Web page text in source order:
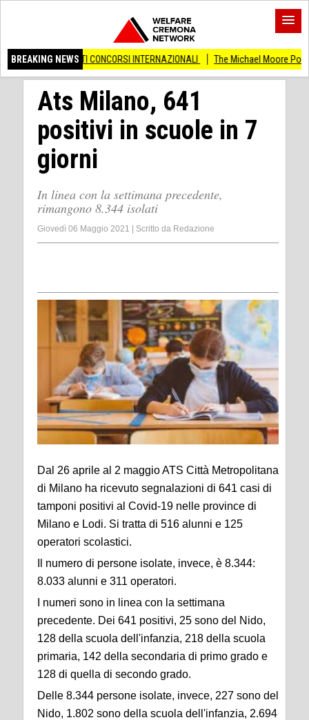
BREAKING NEWS
CONCORSI INTERNAZIONALI The Michael Moore Podcast Please Vote in
Ats Milano, 641
positivi in scuole in 7
giorni
In linea con la settimana precedente,
rimangono 8.344 isolati
Giovedì 06 Maggio 2021 Scritto da Redazione
Dal 26 aprile al 2 maggio ATS Città Metropolitana
di Milano ha ricevuto segnalazioni di 641 casi di
tamponi positivi al Covid-19 nelle province di
Milano e Lodi. Si tratta di 516 alunni e 125
operatori scolastici.
Il numero di persone isolate, invece, è 8.344:
8.033 alunni e 311 operatori.
I numeri sono in linea con la settimana
precedente. Dei 641 positivi, 25 sono del Nido,
128 della scuola dell'infanzia, 218 della scuola
primaria, 142 della secondaria di primo grado e
128 di quella di secondo grado.
Delle 8.344 persone isolate, invece, 227 sono del
Nido, 1.802 sono della scuola dell'infanzia, 2.694